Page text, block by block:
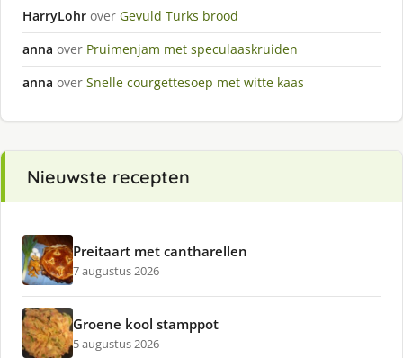
HarryLohr over Gevuld Turks brood
anna over Pruimenjam met speculaaskruiden
anna over Snelle courgettesoep met witte kaas
Nieuwste recepten
Preitaart met cantharellen
7 augustus 2026
Groene kool stamppot
5 augustus 2026